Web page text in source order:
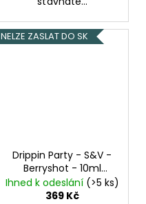
NELZE ZASLAT DO SK
Drippin Party - S&V -
Berryshot - 10ml
Chladivé kyselé maliny
a sladké borůvky
Ihned k odeslání (>5 ks)
369 Kč